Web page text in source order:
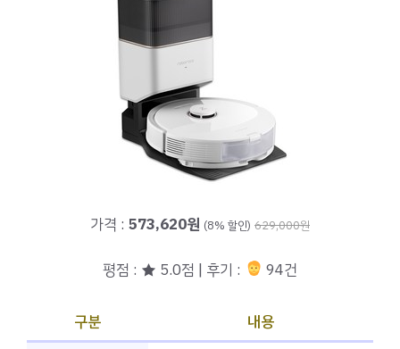
가격 : 573,620원 (8% 할인) 629,000원
평점 : ★ 5.0점 | 후기 : 94건
구분
내용